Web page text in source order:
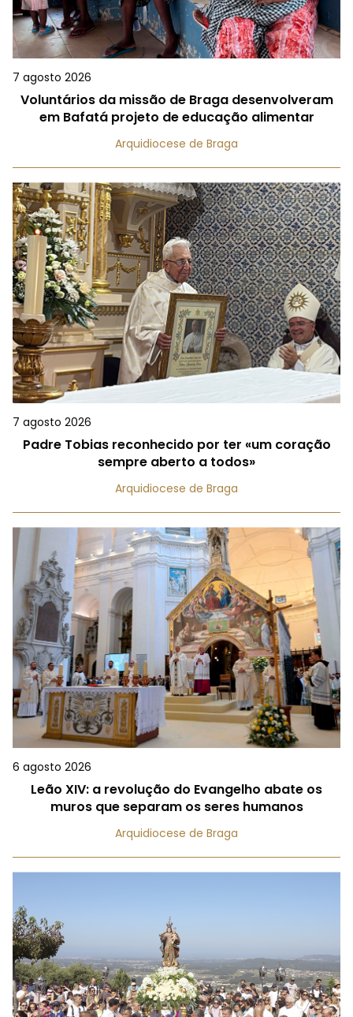
7 agosto 2026
Voluntários da missão de Braga desenvolveram
em Bafatá projeto de educação alimentar
Arquidiocese de Braga
7 agosto 2026
Padre Tobias reconhecido por ter «um coração
sempre aberto a todos»
Arquidiocese de Braga
6 agosto 2026
Leão XIV: a revolução do Evangelho abate os
muros que separam os seres humanos
Arquidiocese de Braga